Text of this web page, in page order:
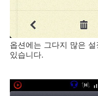
옵션에는 그다지 많은
있습니다.